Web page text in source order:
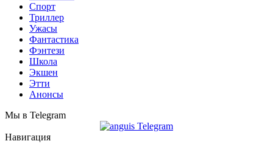
Спорт
Триллер
Ужасы
Фантастика
Фэнтези
Школа
Экшен
Этти
Анонсы
Мы в Telegram
Навигация